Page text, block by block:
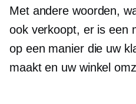
Met andere woorden,
ook verkoopt, er is een
op een manier die uw
maakt en uw winkel